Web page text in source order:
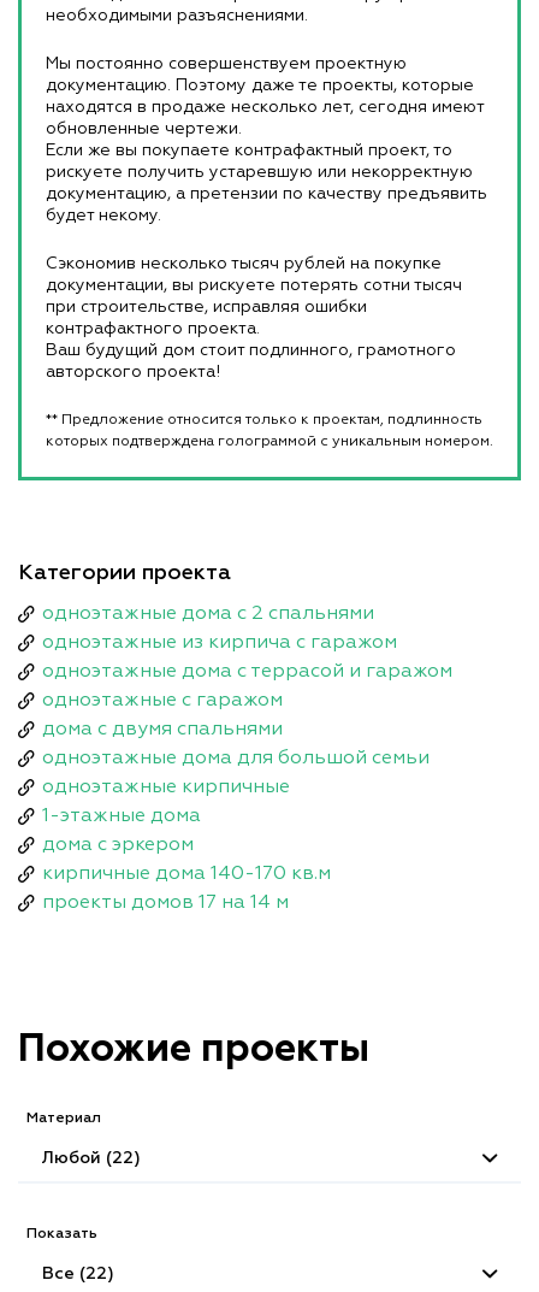
необходимыми разъяснениями.
Мы постоянно совершенствуем проектную
документацию. Поэтому даже те проекты, которые
находятся в продаже несколько лет, сегодня имеют
обновленные чертежи.
Если же вы покупаете контрафактный проект, то
рискуете получить устаревшую или некорректную
документацию, а претензии по качеству предъявить
будет некому.
Сэкономив несколько тысяч рублей на покупке
документации, вы рискуете потерять сотни тысяч
при строительстве, исправляя ошибки
контрафактного проекта.
Ваш будущий дом стоит подлинного, грамотного
авторского проекта!
** Предложение относится только к проектам, подлинность
которых подтверждена голограммой с уникальным номером.
Категории проекта
одноэтажные дома с 2 спальнями
одноэтажные из кирпича с гаражом
одноэтажные дома с террасой и гаражом
одноэтажные с гаражом
дома с двумя спальнями
одноэтажные дома для большой семьи
одноэтажные кирпичные
1-этажные дома
дома с эркером
кирпичные дома 140-170 кв.м
проекты домов 17 на 14 м
Похожие проекты
Материал
Любой (22)
Показать
Все (22)